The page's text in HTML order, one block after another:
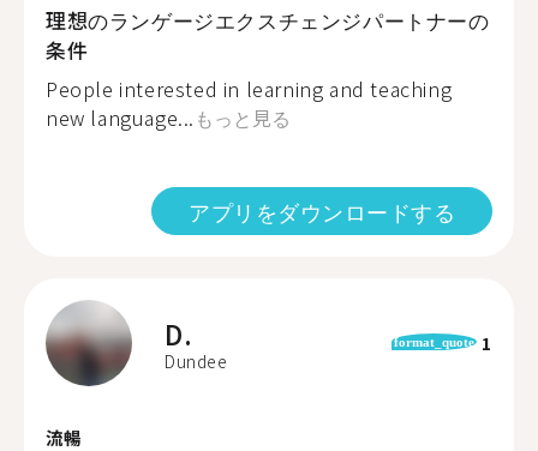
理想のランゲージエクスチェンジパートナーの
条件
People interested in learning and teaching
new language... もっと見る
アプリをダウンロードする
D.
Dundee
format_quote 1
流暢